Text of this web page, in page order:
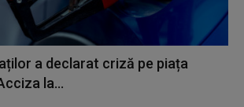
a declarat criză pe piața
la...